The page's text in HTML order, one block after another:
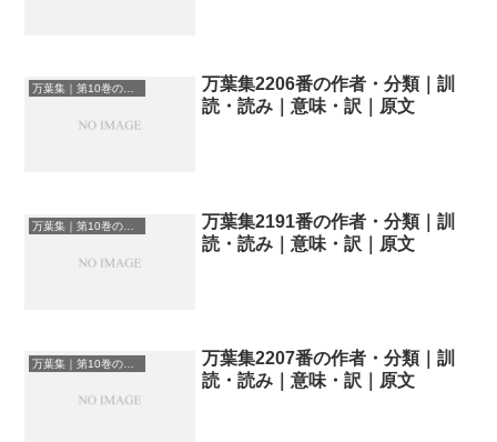
万葉集｜第10巻の和歌一覧
万葉集2206番の作者・分類｜訓
読・読み｜意味・訳｜原文
万葉集｜第10巻の和歌一覧
万葉集2191番の作者・分類｜訓
読・読み｜意味・訳｜原文
万葉集｜第10巻の和歌一覧
万葉集2207番の作者・分類｜訓
読・読み｜意味・訳｜原文